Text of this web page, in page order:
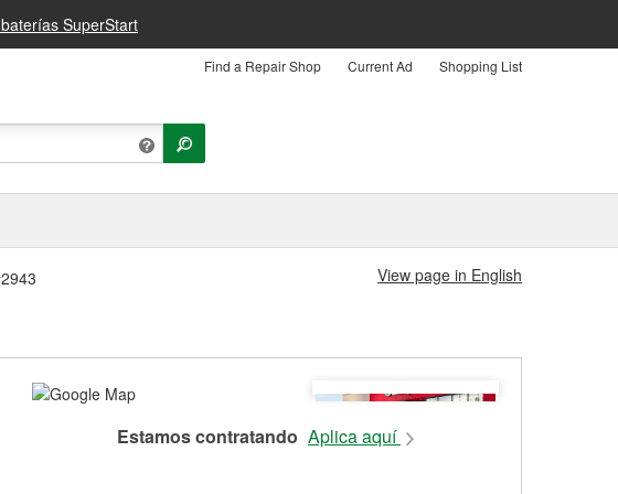
SuperStart
Find a Repair Shop Current Ad Shopping List
View page in English
Estamos contratando Aplica aquí